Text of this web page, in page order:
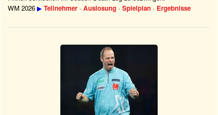
WM 2026 ▶ Teilnehmer · Auslosung · Spielplan · Ergebnisse